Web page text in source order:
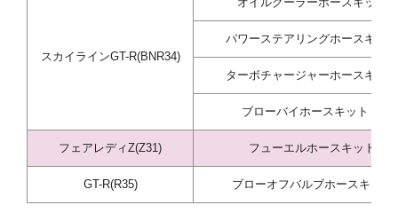
スカイラインGT-R(BNR34)
パワーステアリングホースキット
ターボチャージャーホースキット
ブローバイホースキット ※
フェアレディZ(Z31) フューエルホースキット
GT-R(R35) ブローオフバルブホースキット